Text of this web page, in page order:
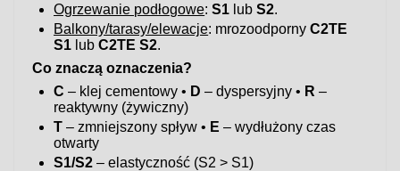
Ogrzewanie podłogowe:S1 lubS2.
Balkony/tarasy/elewacje: mrozoodpornyC2TE
S1 lubC2TE S2.
Co znaczą oznaczenia?
C – klej cementowy • D – dyspersyjny • R –
reaktywny (żywiczny)
T – zmniejszony spływ • E – wydłużony czas
otwarty
S1/S2 – elastyczność (S2 > S1)